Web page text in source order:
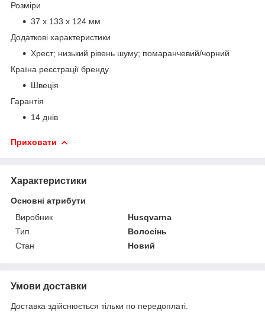
Розміри
37 х 133 х 124 мм
Додаткові характеристики
Хрест; низький рівень шуму; помаранчевий/чорний
Країна реєстрації бренду
Швеція
Гарантія
14 днів
Приховати
Характеристики
Основні атрибути
Виробник
Husqvarna
Тип
Волосінь
Стан
Новий
Умови доставки
Доставка здійснюється тільки по передоплаті.